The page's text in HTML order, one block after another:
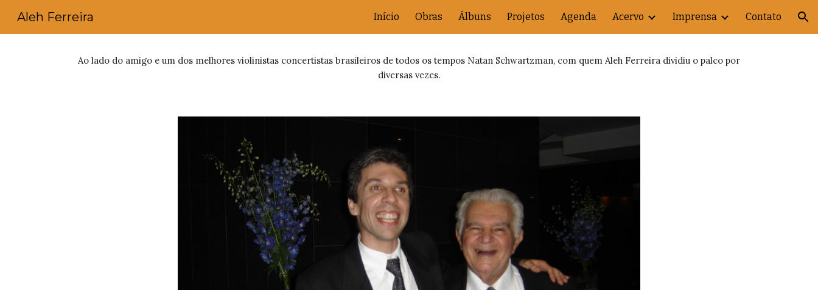
Skip to navigation
Aleh Ferreira Início Obras Álbuns Projetos Agenda Acervo Imprensa Contato
Ao lado do amigo e um dos melhores violinistas concertistas brasileiros de todos os tempos Natan Schwartzman, com quem Aleh Ferreira dividiu o palco por
diversas vezes.